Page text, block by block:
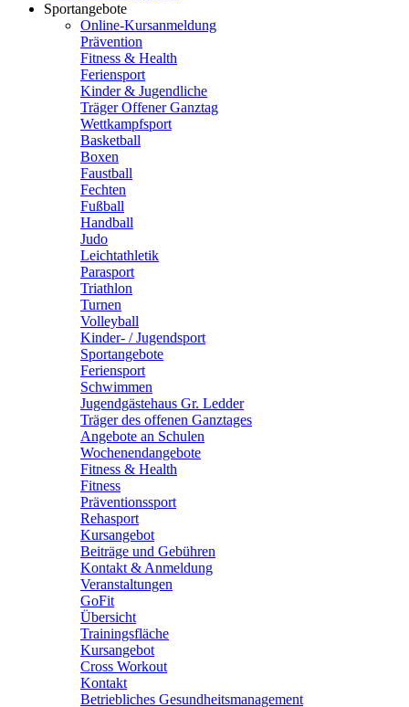
Sportangebote
Online-Kursanmeldung
Prävention
Fitness & Health
Feriensport
Kinder & Jugendliche
Träger Offener Ganztag
Wettkampfsport
Basketball
Boxen
Faustball
Fechten
Fußball
Handball
Judo
Leichtathletik
Parasport
Triathlon
Turnen
Volleyball
Kinder- / Jugendsport
Sportangebote
Feriensport
Schwimmen
Jugendgästehaus Gr. Ledder
Träger des offenen Ganztages
Angebote an Schulen
Wochenendangebote
Fitness & Health
Fitness
Präventionssport
Rehasport
Kursangebot
Beiträge und Gebühren
Kontakt & Anmeldung
Veranstaltungen
GoFit
Übersicht
Trainingsfläche
Kursangebot
Cross Workout
Kontakt
Betriebliches Gesundheitsmanagement